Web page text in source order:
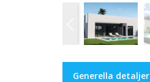
Generella detaljer